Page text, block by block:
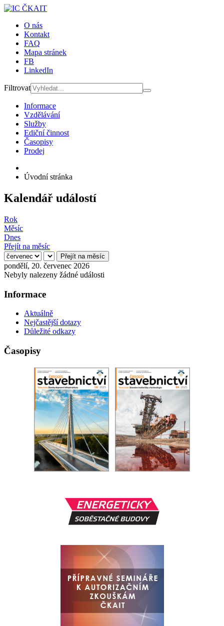
O nás
Kontakt
FAQ
Mapa stránek
FB
LinkedIn
Filtrovat
Informace
Vzdělávání
Služby
Ediční činnost
Časopisy
Prodej
Úvodní stránka
Kalendář událostí
Rok
Měsíc
Dnes
Přejít na měsíc
Přejít na měsíc
pondělí, 20. červenec 2026
Nebyly nalezeny žádné události
Informace
Aktuálně
Nejčastější dotazy
Důležité odkazy
Časopisy